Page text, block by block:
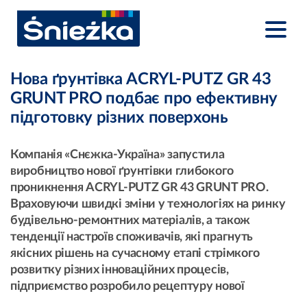
Нова ґрунтівка ACRYL-PUTZ GR 43
GRUNT PRO подбає про ефективну
підготовку різних поверхонь
Компанія «Снєжка-Україна» запустила
виробництво нової ґрунтівки глибокого
проникнення ACRYL-PUTZ GR 43 GRUNT PRO.
Враховуючи швидкі зміни у технологіях на ринку
будівельно-ремонтних матеріалів, а також
тенденції настроїв споживачів, які прагнуть
якісних рішень на сучасному етапі стрімкого
розвитку різних інноваційних процесів,
підприємство розробило рецептуру нової